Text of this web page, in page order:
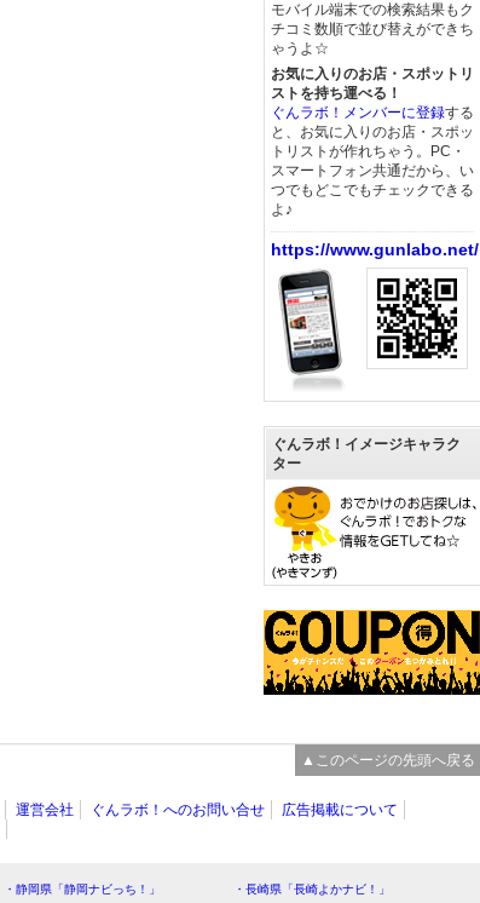
モバイル端末での検索結果もク
チコミ数順で並び替えができち
ゃうよ☆
お気に入りのお店・スポットリ
ストを持ち運べる！
ぐんラボ！メンバーに登録する
と、お気に入りのお店・スポッ
トリストが作れちゃう。PC・
スマートフォン共通だから、い
つでもどこでもチェックできる
よ♪
https://www.gunlabo.net/
ぐんラボ！イメージキャラク
ター
▲このページの先頭へ戻る
運営会社 ぐんラボ！へのお問い合せ
広告掲載について
・静岡県「静岡ナビっち！」 ・長崎県「長崎よかナビ！」